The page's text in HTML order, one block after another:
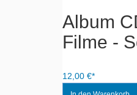
Add to Wishlist
Album
Filme -
12,00 €*